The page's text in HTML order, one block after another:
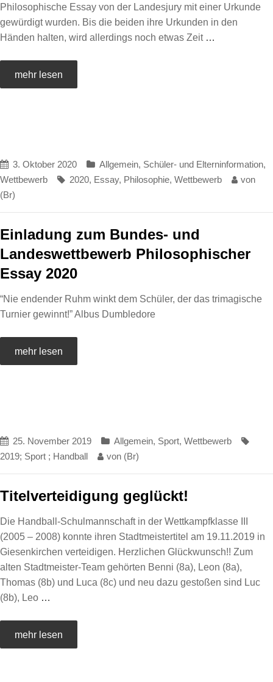
Philosophische Essay von der Landesjury mit einer Urkunde
gewürdigt wurden. Bis die beiden ihre Urkunden in den
Händen halten, wird allerdings noch etwas Zeit …
mehr lesen
3. Oktober 2020 Allgemein, Schüler- und Elterninformation,
Wettbewerb
2020, Essay, Philosophie, Wettbewerb
von
(Br)
Einladung zum Bundes- und
Landeswettbewerb Philosophischer
Essay 2020
“Nie endender Ruhm winkt dem Schüler, der das trimagische
Turnier gewinnt!” Albus Dumbledore
mehr lesen
25. November 2019 Allgemein, Sport, Wettbewerb
2019; Sport ; Handball
von (Br)
Titelverteidigung geglückt!
Die Handball-Schulmannschaft in der Wettkampfklasse III
(2005 – 2008) konnte ihren Stadtmeistertitel am 19.11.2019 in
Giesenkirchen verteidigen. Herzlichen Glückwunsch!! Zum
alten Stadtmeister-Team gehörten Benni (8a), Leon (8a),
Thomas (8b) und Luca (8c) und neu dazu gestoßen sind Luc
(8b), Leo …
mehr lesen